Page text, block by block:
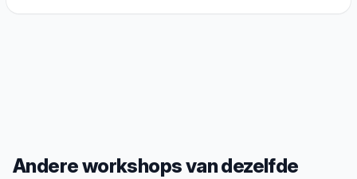
Andere workshops van dezelfde